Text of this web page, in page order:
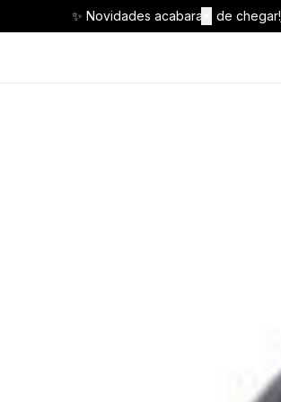
✨ Novidades acabaram de chegar!